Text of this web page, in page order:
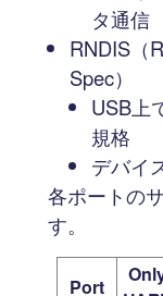
タ通信
RNDIS（
Spec）
USB上
規格
デバイ
各ポートの
す。
Port